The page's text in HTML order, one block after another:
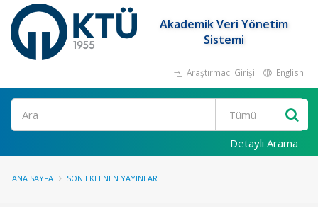
Akademik Veri Yönetim
Sistemi
Araştırmacı Girişi English
Ara
Detaylı Arama
ANA SAYFA SON EKLENEN YAYINLAR